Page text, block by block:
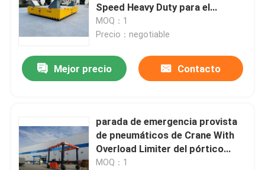
Speed Heavy Duty para el
transporte industrial
MOQ：1
Precio：negotiable
Mejor precio Contacto
parada de emergencia provista
de pneumáticos de Crane With
Overload Limiter del pórtico
100ton
MOQ：1